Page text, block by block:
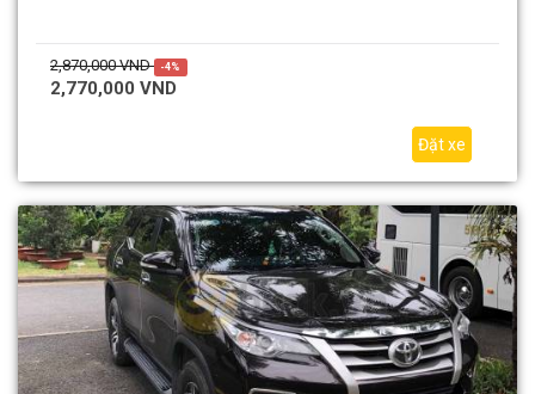
2,870,000 VND -4%
2,770,000 VND
Đặt xe